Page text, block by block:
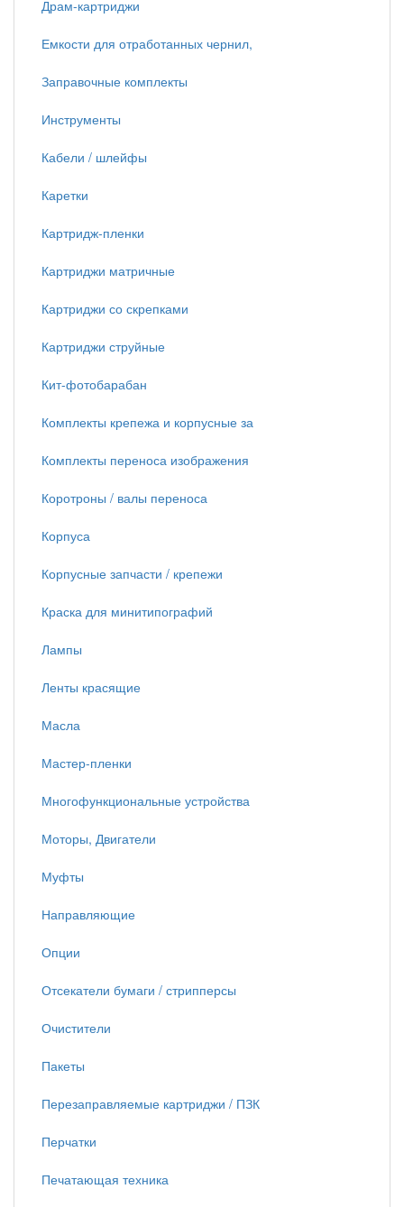
Драм-картриджи
Емкости для отработанных чернил,
Заправочные комплекты
Инструменты
Кабели / шлейфы
Каретки
Картридж-пленки
Картриджи матричные
Картриджи со скрепками
Картриджи струйные
Кит-фотобарабан
Комплекты крепежа и корпусные за
Комплекты переноса изображения
Коротроны / валы переноса
Корпуса
Корпусные запчасти / крепежи
Краска для минитипографий
Лампы
Ленты красящие
Масла
Мастер-пленки
Многофункциональные устройства
Моторы, Двигатели
Муфты
Направляющие
Опции
Отсекатели бумаги / стрипперсы
Очистители
Пакеты
Перезаправляемые картриджи / ПЗК
Перчатки
Печатающая техника